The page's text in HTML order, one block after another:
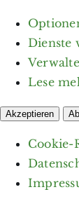
Dienste
Lese
Akzeptieren
Cookie-